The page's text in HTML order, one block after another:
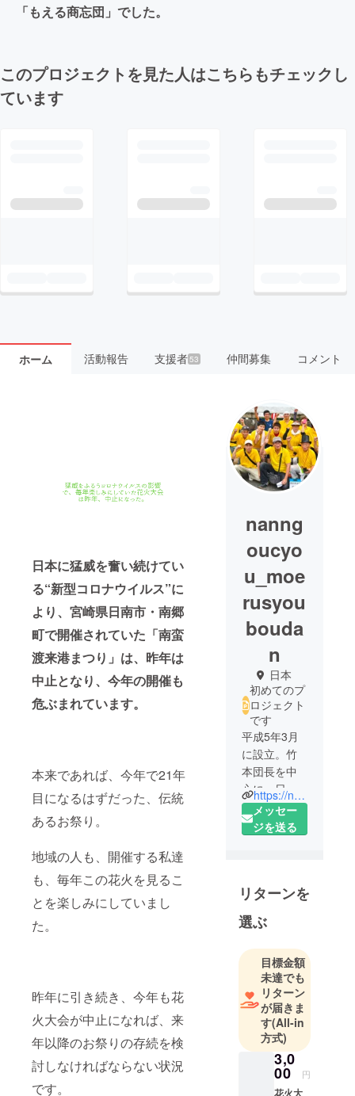
「もえる商忘団」でした。
このプロジェクトを見た人はこちらもチェックし
ています
ホーム 活動報告 支援者53 仲間募集 コメント
日本に猛威を奮い続けてい
る“新型コロナウイルス”に
より、宮崎県日南市・南郷
町で開催されていた「南蛮
渡来港まつり」は、昨年は
中止となり、今年の開催も
危ぶまれています。
本来であれば、今年で21年
目になるはずだった、伝統
あるお祭り。
地域の人も、開催する私達
も、毎年この花火を見るこ
とを楽しみにしていまし
た。
昨年に引き続き、今年も花
火大会が中止になれば、来
年以降のお祭りの存続を検
討しなければならない状況
です。
nanng
oucyo
u_moe
rusyou
bouda
n
日本
初めてのプ
ロジェクト
です
平成5年3月
に設立。竹
本団長を中
心に、日南
市南郷地区
の地域活性
「もえる商
忘団」と
は、その名
の通り商い
を忘れて利
潤を追求せ
ず、地域文
化への貢
献、ひいて
は日南市の
活性化の一
助を担えば
https://nangoms.wixsite.com/nango?fbclid=IwAR0zx0HLUhGUyaBBhGV2S6DvhaSvojLPClpWx-7XKMSVyuV1oOcNkG1WKYc
メッセー
ジを送る
リターンを
選ぶ
目標金額
未達でも
リターン
が届きま
す(All-in
方式)
3,0
00 円
花火大